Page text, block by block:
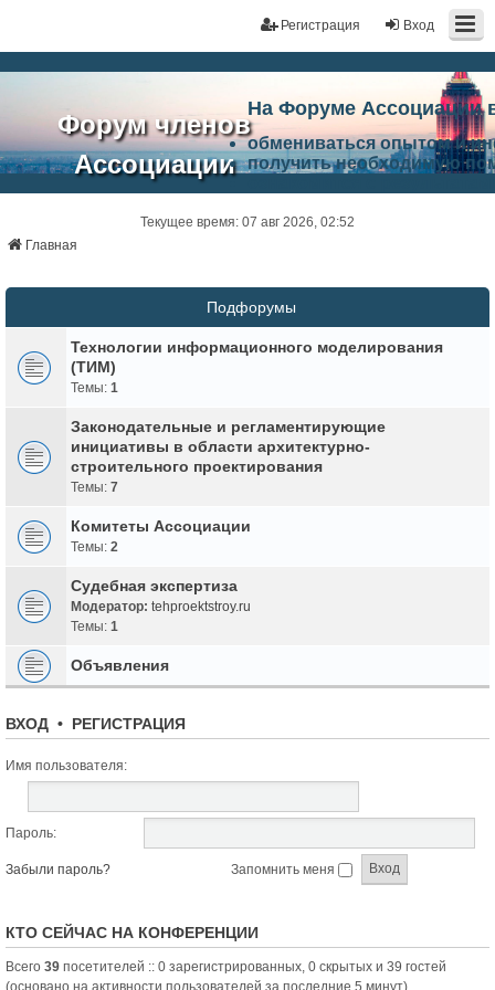
Вход
Регистрация
Форум членов
Ассоциации
"Проектный
портал"
На Форуме Ассоциации
обмениваться опытом и
получить необходимую
Ассоциации по проблемам
Ассоциации и успехам в
Ассоциации.
Текущее время: 07 авг 2026, 02:52
Главная
Подфорумы
Технологии информационного моделирования
(ТИМ)
Темы: 1
Законодательные и регламентирующие
инициативы в области архитектурно-
строительного проектирования
Темы: 7
Комитеты Ассоциации
Темы: 2
Судебная экспертиза
Модератор: tehproektstroy.ru
Темы: 1
Объявления
ВХОД • РЕГИСТРАЦИЯ
Имя пользователя:
Пароль:
Забыли пароль? Запомнить меня
КТО СЕЙЧАС НА КОНФЕРЕНЦИИ
Всего 39 посетителей :: 0 зарегистрированных, 0 скрытых и 39 гостей
(основано на активности пользователей за последние 5 минут)